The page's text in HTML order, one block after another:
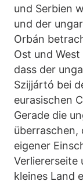
und Serbien
und der
Orbán
Ost und
dass der
Szijjártó bei
eurasischen
Gerade die
überraschen,
eigener
Verliererseite
kleines Land